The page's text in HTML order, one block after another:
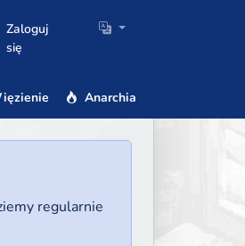
Zaloguj
się
Anarchia
regularnie